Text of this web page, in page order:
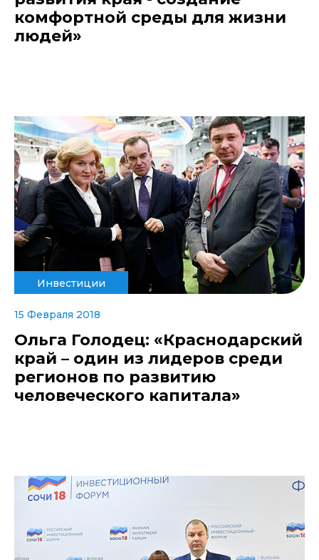
комфортной среды для жизни
людей»
Инвестиции
15 Февраля 2018
Ольга Голодец: «Краснодарский
край – один из лидеров среди
регионов по развитию
человеческого капитала»